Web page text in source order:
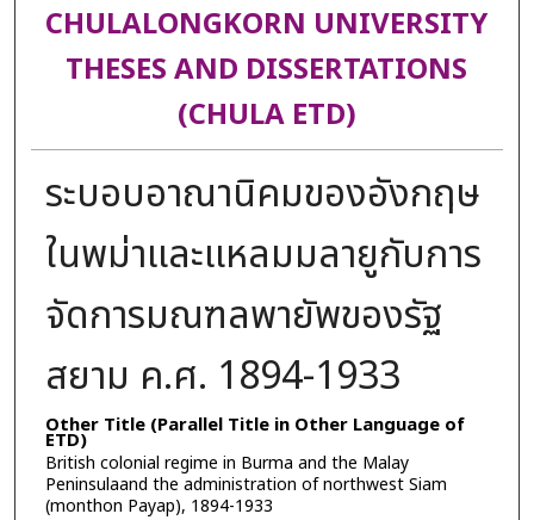
CHULALONGKORN UNIVERSITY
THESES AND DISSERTATIONS
(CHULA ETD)
ระบอบอาณานิคมของอังกฤษ
ในพม่าและแหลมมลายูกับการ
จัดการมณฑลพายัพของรัฐ
สยาม ค.ศ. 1894-1933
Other Title (Parallel Title in Other Language of
ETD)
British colonial regime in Burma and the Malay
Peninsulaand the administration of northwest Siam
(monthon Payap), 1894-1933